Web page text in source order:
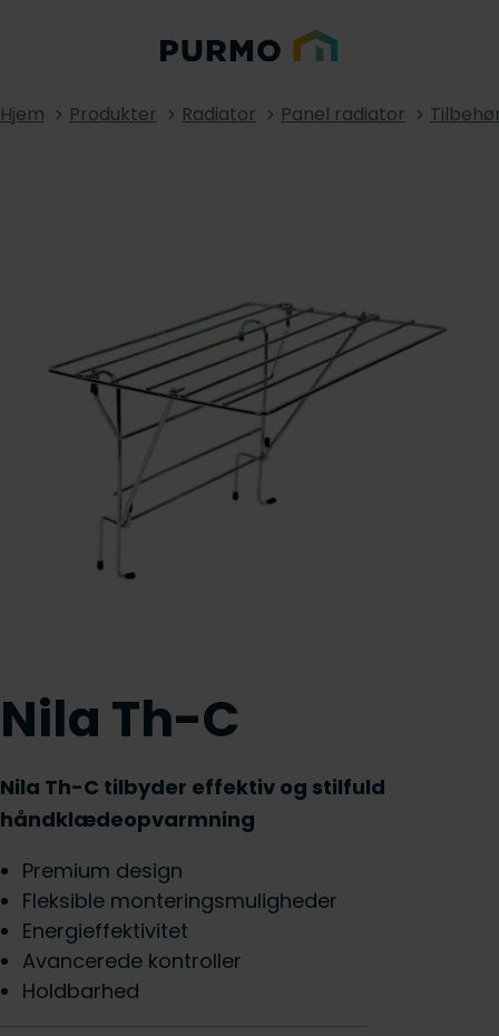
Hjem Produkter Radiator Panel radiator
Nila Th-C
Nila Th-C tilbyder effektiv og stilfuld
håndklædeopvarmning
Premium design
Fleksible monteringsmuligheder
Energieffektivitet
Avancerede kontroller
Holdbarhed